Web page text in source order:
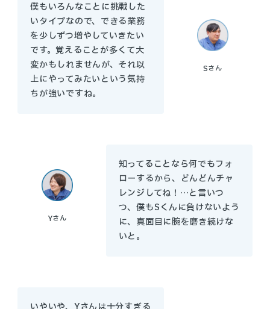
Sさん
僕もいろんなことに挑戦した
いタイプなので、できる業務
を少しずつ増やしていきたい
です。覚えることが多くて大
変かもしれませんが、それ以
上にやってみたいという気持
ちが強いですね。
Yさん
知ってることなら何でもフォ
ローするから、どんどんチャ
レンジしてね！…と言いつ
つ、僕もSくんに負けないよう
に、真面目に腕を磨き続けな
いと。